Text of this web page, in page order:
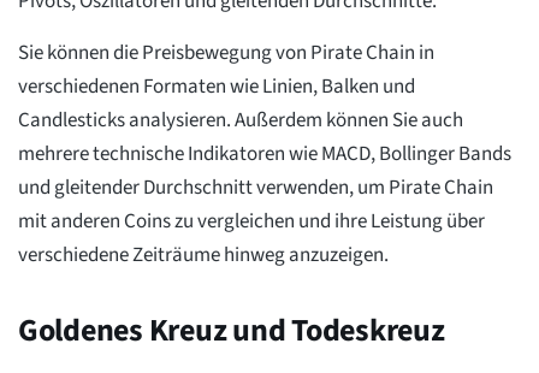
Sie können die Preisbewegung von Pirate Chain in
verschiedenen Formaten wie Linien, Balken und
Candlesticks analysieren. Außerdem können Sie auch
mehrere technische Indikatoren wie MACD, Bollinger Bands
und gleitender Durchschnitt verwenden, um Pirate Chain
mit anderen Coins zu vergleichen und ihre Leistung über
verschiedene Zeiträume hinweg anzuzeigen.
Goldenes Kreuz und Todeskreuz